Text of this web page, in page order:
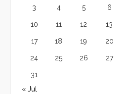
3 4 5 6
10 11 12 13
17 18 19 20
24 25 26 27
31
« Jul